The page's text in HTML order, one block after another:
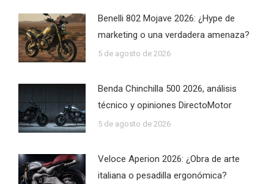
Benelli 802 Mojave 2026: ¿Hype de
marketing o una verdadera amenaza?
5 de agosto de 2026
Benda Chinchilla 500 2026, análisis
técnico y opiniones DirectoMotor
5 de agosto de 2026
Veloce Aperion 2026: ¿Obra de arte
italiana o pesadilla ergonómica?